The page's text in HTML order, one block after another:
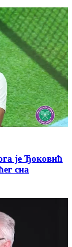
је Ђоковић
сна